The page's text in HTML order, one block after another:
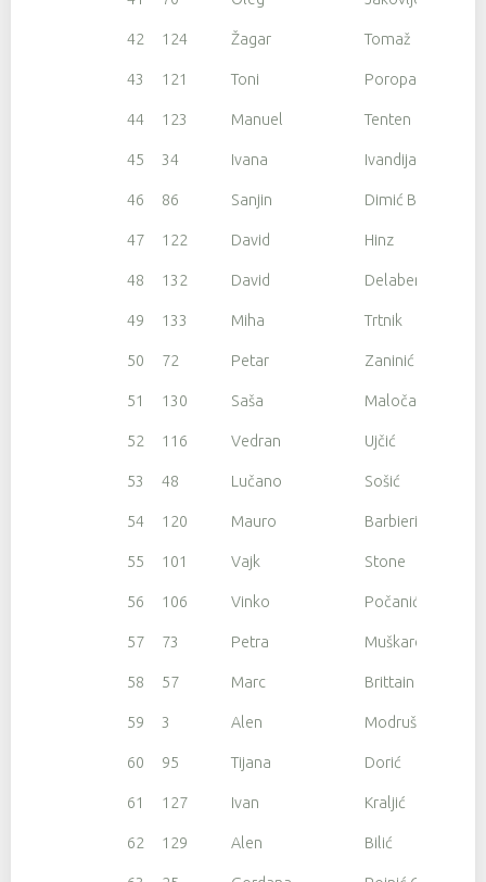
42 124 Žagar Tomaž
43 121 Toni Poropat
44 123 Manuel Tenten
45 34 Ivana Ivandija
46 86 Sanjin Dimić Boljunčić
47 122 David Hinz
48 132 David Delabernardina
49 133 Miha Trtnik
50 72 Petar Zaninić
51 130 Saša Maloča
52 116 Vedran Ujčić
53 48 Lučano Sošić
54 120 Mauro Barbieri
55 101 Vajk Stone
56 106 Vinko Počanić
57 73 Petra Muškardin
58 57 Marc Brittain
59 3 Alen Modrušan
60 95 Tijana Dorić
61 127 Ivan Kraljić
62 129 Alen Bilić